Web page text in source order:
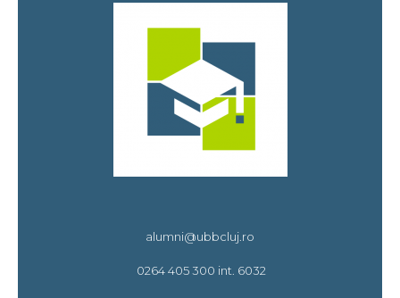
alumni@ubbcluj.ro
0264 405 300 int. 6032